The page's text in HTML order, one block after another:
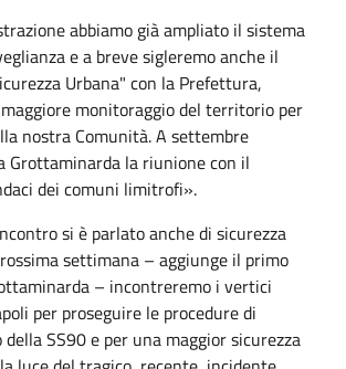
abbiamo già ampliato il sistema
e a breve sigleremo anche il
Urbana" con la Prefettura,
monitoraggio del territorio per
nostra Comunità. A settembre
Grottaminarda la riunione con il
dei comuni limitrofi».
si è parlato anche di sicurezza
settimana – aggiunge il primo
– incontreremo i vertici
per proseguire le procedure di
SS90 e per una maggior sicurezza